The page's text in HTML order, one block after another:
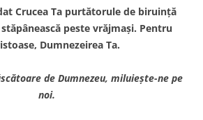
Crucea Ta purtătorule de biruinţă
peste vrăjmaşi. Pentru
Dumnezeirea Ta.
de Dumnezeu, miluieşte-ne pe
noi.